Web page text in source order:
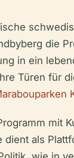
die
in ein
Türen für
mit
als